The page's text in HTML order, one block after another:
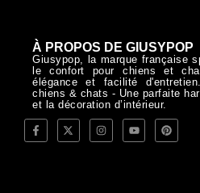
À PROPOS DE GIUSYPOP
Giusypop, la marque française
le confort pour chiens et
élégance et facilité
chiens & chats - Une parfaite
et la décoration d’intérieur.